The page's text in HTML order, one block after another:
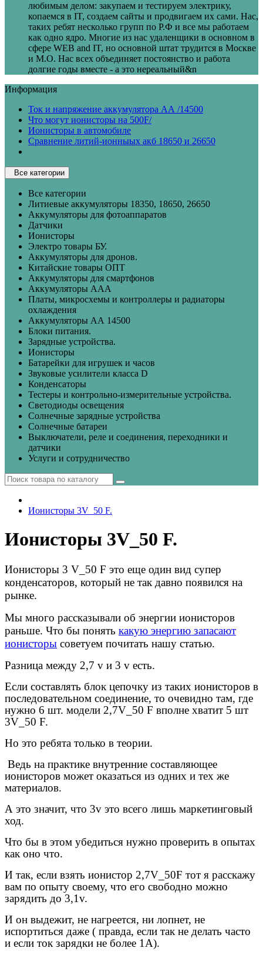
любимым делом: закупаем и тестируем электрику,
копаемся в IT, создаем сайты и продвигаем их сами. Нас,
таких ребят несколько групп по Р.Ф и все мы работаем
как одно ядро. Многие из нас удаленщики в основном в
сфере WEB and IT, но основной штат трудится в Москве
и М.О. Нас всех объединяет постоянство и работа
долгие годы вместе - а это нереальный&n
Информация
Ток и напряжение аккумулятора АА /14500
Что могут ионисторы на 500F/
Ионисторы в автомобиле
Сравнение литий-ионныых акб 18650 и 26650
Все категории
Все категории
Литиевые аккумуляторы 18350, 18650, 26650
Аккумуляторы для фотоаппаратов
Датчики
Ионисторы
Электро товары БУ.
Аккумуляторы для дронов.
Китайские товары ОПТ
Аккумуляторы для смартфонов
Аккумуляторы ААА
Платы, микросхемы и контроллеры и радиаторы
охлаждения
Аккумуляторы АА 14500
Блоки питания.
Зарядные устройства.
Ионисторы
Батарейки для игрушек и часов
Звуковые усилители класса D
Конденсаторы
Тестеры и контрольно-измерительные устройства.
Светодиоды освещения
Солнечные зарядные устройства
Солнечные батареи
Выключатели, реле и соединения, переходники и
датчики
Услуги и сотрудничество
Ионисторы 3V_50 F.
Ионисторы 3V_50 F.
Ионисторы 3 V_50 F это еще один вид супер
конденсаторов, который не так давно появился на
рынке.
Мы много рассказывали об энергии ионисторов
раньше. Что бы понять какую энергию запасают
ионисторы советуем почитать нашу статью.
Разница между 2,7 v и 3 v есть.
Если составлять блок цепочку из таких ионисторов в
последовательном соединение, то очевидно там, где
нужно 6 шт. модели 2,7V_50 F вполне хватит 5 шт
3V_50 F.
Но это ребята только в теории.
Ведь на практике внутренние составляющее
ионисторов может оказаться из одних и тех же
материалов.
А это значит, что 3v это всего лишь маркетинговый
ход.
Что бы в этом убедиться нужно проверить в опытах
как оно что.
И так, если взять ионистор 2,7V_50F тот я расскажу
вам по опыту своему, что его свободно можно
зарядить до 3,1v.
И он выдежит, не нагреется, ни лопнет, не
испортиться даже ( правда, если так не делать часто
и если ток зарядки не более 1А).